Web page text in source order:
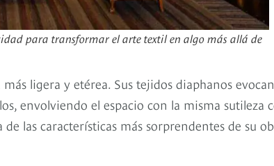
para transformar el arte textil en algo más allá de
más ligera y etérea. Sus tejidos diaphanos evocan
envolviendo el espacio con la misma sutileza
las características más sorprendentes de su